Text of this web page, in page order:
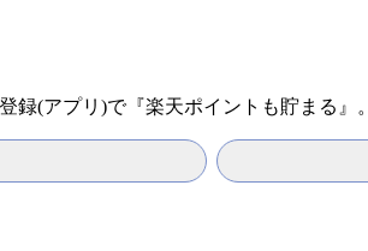
(アプリ)で『楽天ポイントも貯まる』。